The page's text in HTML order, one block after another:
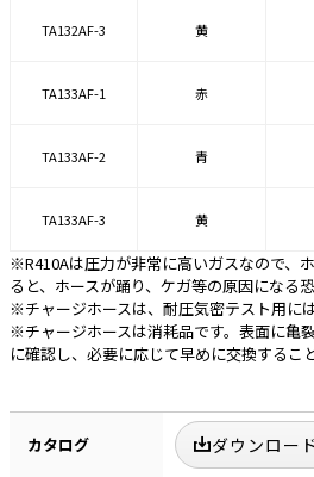
TA132AF-3 黄
TA133AF-1 赤
TA133AF-2 青
TA133AF-3 黄
※R410Aは圧力が非常に高いガスなので、
ると、ホースが踊り、ケガ等の原因になる恐
※チャージホースは、耐圧気密テスト用に
※チャージホースは消耗品です。表面に亀
に確認し、必要に応じて早めに交換するこ
カタログ ダウンロー